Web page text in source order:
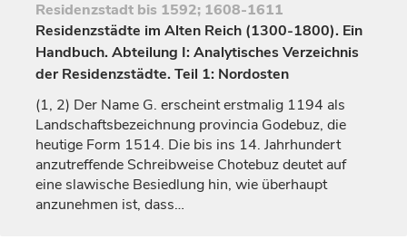
Residenzstadt bis 1592; 1608-1611
Residenzstädte im Alten Reich (1300-1800). Ein
Handbuch. Abteilung I: Analytisches Verzeichnis
der Residenzstädte. Teil 1: Nordosten
(1, 2) Der Name G. erscheint erstmalig 1194 als
Landschaftsbezeichnung provincia Godebuz, die
heutige Form 1514. Die bis ins 14. Jahrhundert
anzutreffende Schreibweise Chotebuz deutet auf
eine slawische Besiedlung hin, wie überhaupt
anzunehmen ist, dass…